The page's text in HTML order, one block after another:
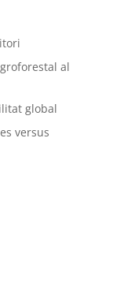
al
global
versus